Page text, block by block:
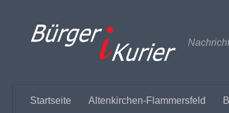
Startseite Altenkirchen-Flammersfeld